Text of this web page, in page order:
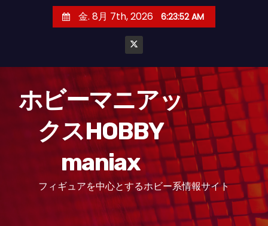
金. 8月 7th, 2026 6:23:53 AM
ホビーマニアッ
クスHOBBY
maniax
フィギュアを中心とするホビー系情報サイト